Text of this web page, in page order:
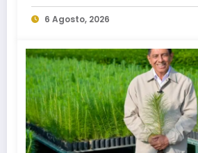
necesidades educativas de
egresados de escuelas del
6 Agosto, 2026